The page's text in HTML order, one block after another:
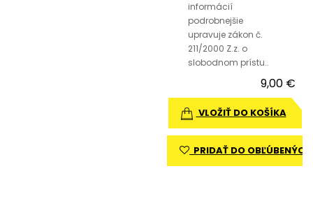
informácií
podrobnejšie
upravuje zákon č.
211/2000 Z.z. o
slobodnom prístu..
9,00 €
VLOŽIŤ DO KOŠÍKA
PRIDAŤ DO OBĽÚBENÝCH